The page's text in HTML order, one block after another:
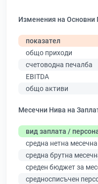
Изменения на Основни
показател
общо приходи
счетоводна печалба
EBITDA
общо активи
Месечни Нива на
вид заплата /
средна нетна
средна брутна
среден бюджет за
средносписъчен